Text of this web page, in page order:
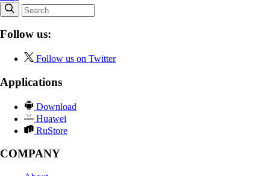
Follow us:
Follow us on Twitter
Applications
Download
Huawei
RuStore
COMPANY